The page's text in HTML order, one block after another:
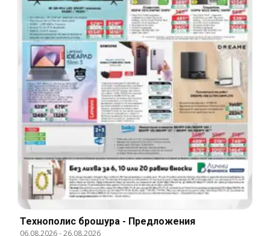
Технополис брошура - Предложения
06.08.2026-26.08.2026